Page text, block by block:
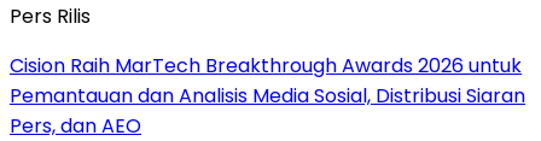
Pers Rilis
Cision Raih MarTech Breakthrough Awards 2026 untuk
Pemantauan dan Analisis Media Sosial, Distribusi Siaran
Pers, dan AEO